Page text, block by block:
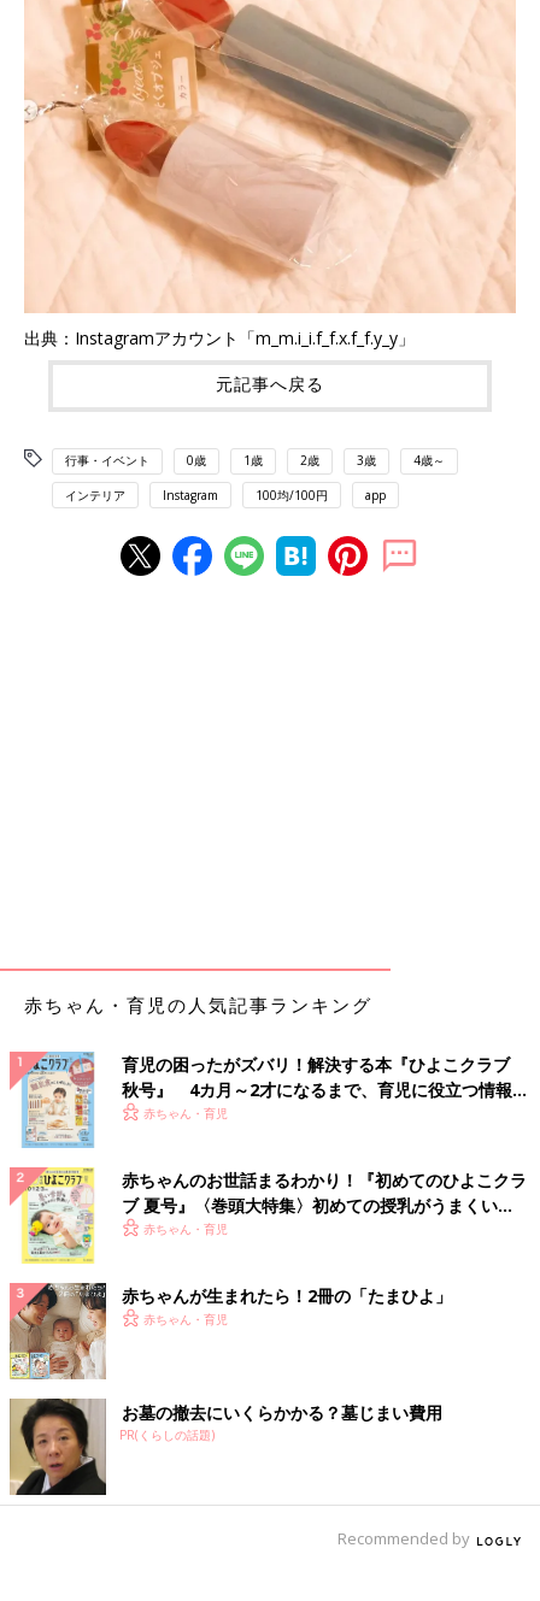
出典：Instagramアカウント「m_m.i_i.f_f.x.f_f.y_y」
元記事へ戻る
行事・イベント 0歳 1歳 2歳 3歳 4歳～
インテリア Instagram 100均/100円 app
赤ちゃん・育児の人気記事ランキング
育児の困ったがズバリ！解決する本『ひよこクラブ
秋号』 4カ月～2才になるまで、育児に役立つ情報が
いっぱい！
赤ちゃん・育児
赤ちゃんのお世話まるわかり！『初めてのひよこクラ
ブ 夏号』〈巻頭大特集〉初めての授乳がうまくい
く！ おっぱい・ミルクの基本と夏のトラブル 解決テ
赤ちゃん・育児
赤ちゃんが生まれたら！2冊の「たまひよ」
赤ちゃん・育児
お墓の撤去にいくらかかる？墓じまい費用
PR(くらしの話題)
Recommended by